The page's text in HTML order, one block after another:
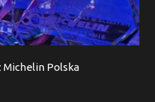
Polska